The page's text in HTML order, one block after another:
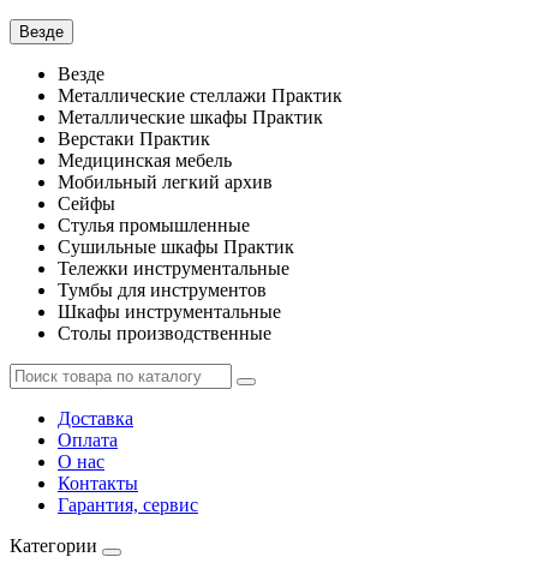
Везде
Везде
Металлические стеллажи Практик
Металлические шкафы Практик
Верстаки Практик
Медицинская мебель
Мобильный легкий архив
Сейфы
Стулья промышленные
Сушильные шкафы Практик
Тележки инструментальные
Тумбы для инструментов
Шкафы инструментальные
Столы производственные
Доставка
Оплата
О нас
Контакты
Гарантия, сервис
Категории